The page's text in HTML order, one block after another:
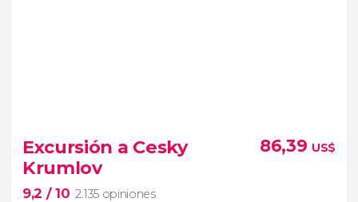
37.735 opiniones
free tour por Praga
conocer la capital checa
Ciudad Vieja
Excursión a Cesky
Krumlov
9,2 / 10 2.135 opiniones
86,39 US$